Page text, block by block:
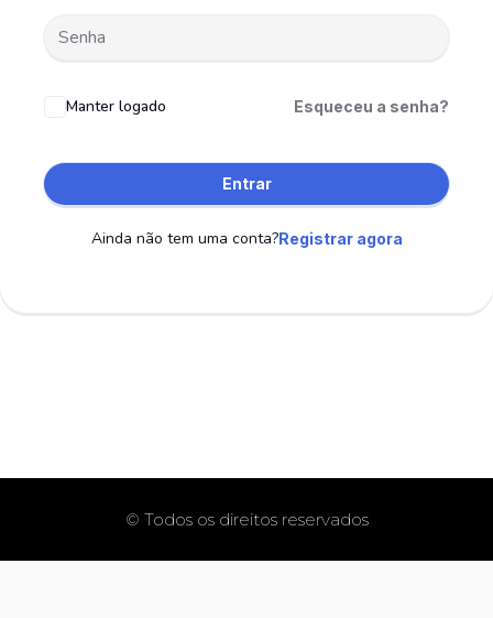
Manter logado Esqueceu a senha?
Entrar
Ainda não tem uma conta?Registrar agora
© Todos os direitos reservados